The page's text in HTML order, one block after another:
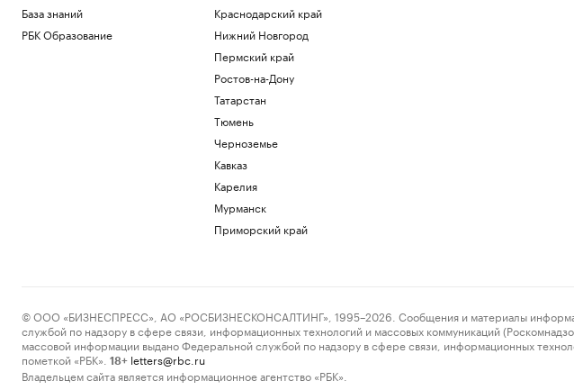
В Ростове перенесли стройку
альтернативного северного маршрута
трансформируют промышленность:
В России вырос спрос на аппаратные
образование
РАДИО
Общество
Загрузить еще
База знаний
РБК Образование
Краснодарский край
Нижний Новгород
Пермский край
Ростов-на-Дону
Татарстан
Тюмень
Черноземье
Кавказ
Карелия
Мурманск
Приморский край
© ООО «БИЗНЕСПРЕСС», АО «РОСБИЗНЕСКОНСАЛТИНГ», 1995–2026. Сообщения и материалы
службой по надзору в сфере связи, информационных технологий и массовых коммуникаций
массовой информации выдано Федеральной службой по надзору в сфере связи, информационных
пометкой «РБК».
18+ letters@rbc.ru
Владельцем сайта является информационное агентство «РБК».